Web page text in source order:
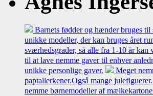
Barnets fødder og hænder bruges
unikke modeller, der kan bruges året
sværhedsgrader, så alle fra 1-10 år kan
til at lave nemme gaver til enhver
unikke personlige gaver.
Meget
paptallerkener.Også mange julefiguerer.
nemme børnemodeller af